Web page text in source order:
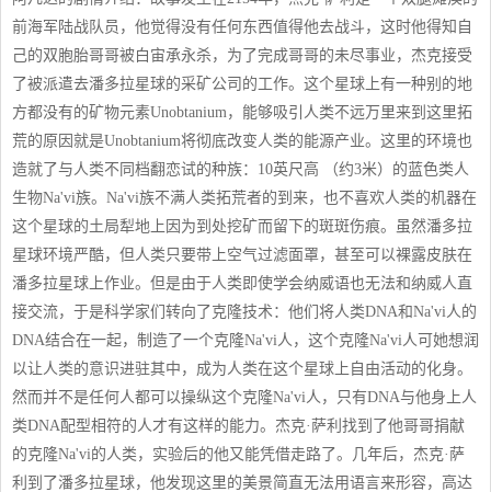
前海军陆战队员，他觉得没有任何东西值得他去战斗，这时他得知自
己的双胞胎哥哥被白宙承永杀，为了完成哥哥的未尽事业，杰克接受
了被派遣去潘多拉星球的采矿公司的工作。这个星球上有一种别的地
方都没有的矿物元素Unobtanium，能够吸引人类不远万里来到这里拓
荒的原因就是Unobtanium将彻底改变人类的能源产业。这里的环境也
造就了与人类不同档翻恋试的种族：10英尺高 （约3米）的蓝色类人
生物Na'vi族。Na'vi族不满人类拓荒者的到来，也不喜欢人类的机器在
这个星球的土局犁地上因为到处挖矿而留下的斑斑伤痕。虽然潘多拉
星球环境严酷，但人类只要带上空气过滤面罩，甚至可以裸露皮肤在
潘多拉星球上作业。但是由于人类即使学会纳威语也无法和纳威人直
接交流，于是科学家们转向了克隆技术：他们将人类DNA和Na'vi人的
DNA结合在一起，制造了一个克隆Na'vi人，这个克隆Na'vi人可她想润
以让人类的意识进驻其中，成为人类在这个星球上自由活动的化身。
然而并不是任何人都可以操纵这个克隆Na'vi人，只有DNA与他身上人
类DNA配型相符的人才有这样的能力。杰克·萨利找到了他哥哥捐献
的克隆Na'vi的人类，实验后的他又能凭借走路了。几年后，杰克·萨
利到了潘多拉星球，他发现这里的美景简直无法用语言来形容，高达